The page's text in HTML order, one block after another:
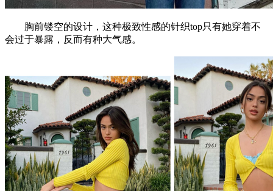
胸前镂空的设计，这种极致性感的针织top只有她穿着不
会过于暴露，反而有种大气感。